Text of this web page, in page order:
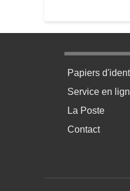
Menu
Papiers
Service en
La Poste
Contact